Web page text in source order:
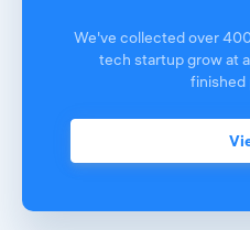
We've collected over
tech startup grow at
finished